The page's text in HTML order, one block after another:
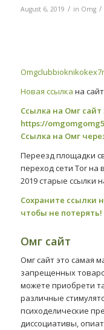
August 6, 2019 / in Omg /
Новая ссылка на
Ссылка на Омг сайт
https://
Ссылка на Омг
Переезд площадки
переход сети Tor на
2019 старые ссылки
Сохраните ссылки
чтобы не потерять!
Омг сайт
Омг сайт это самая
запрещенных
можете приобрети
различные
психоделические
диссоциативы,